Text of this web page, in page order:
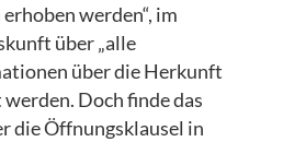
werden“, im
über „alle
über die Herkunft
Doch finde das
die Öffnungsklausel in